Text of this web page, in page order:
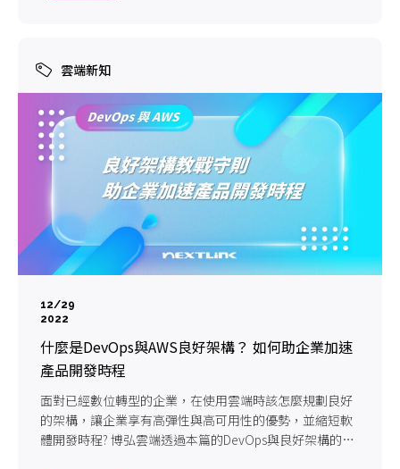
雲端新知
12/29
2022
什麼是DevOps與AWS良好架構？ 如何助企業加速
產品開發時程
面對已經數位轉型的企業，在使用雲端時該怎麼規劃良好
的架構，讓企業享有高彈性與高可用性的優勢，並縮短軟
體開發時程? 博弘雲端透過本篇的DevOps與良好架構的教